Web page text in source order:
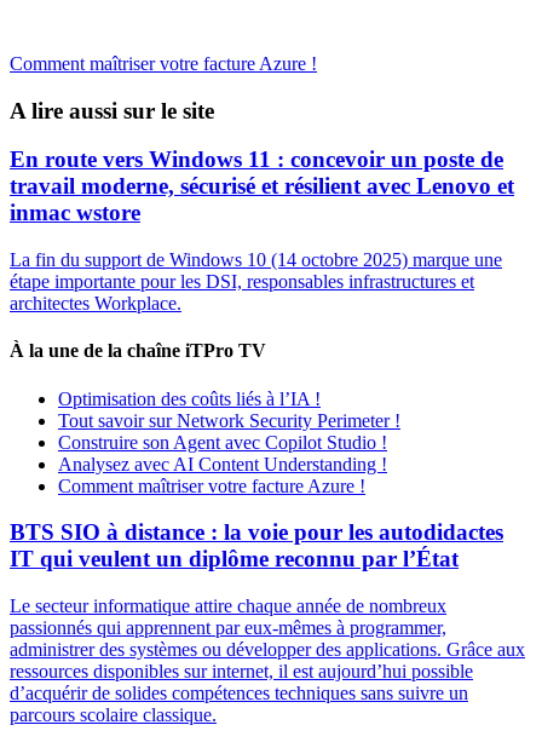
Comment maîtriser votre facture Azure !
A lire aussi sur le site
En route vers Windows 11 : concevoir un poste de
travail moderne, sécurisé et résilient avec Lenovo et
inmac wstore
La fin du support de Windows 10 (14 octobre 2025) marque une
étape importante pour les DSI, responsables infrastructures et
architectes Workplace.
À la une de la chaîne iTPro TV
Optimisation des coûts liés à l’IA !
Tout savoir sur Network Security Perimeter !
Construire son Agent avec Copilot Studio !
Analysez avec AI Content Understanding !
Comment maîtriser votre facture Azure !
BTS SIO à distance : la voie pour les autodidactes
IT qui veulent un diplôme reconnu par l’État
Le secteur informatique attire chaque année de nombreux
passionnés qui apprennent par eux-mêmes à programmer,
administrer des systèmes ou développer des applications. Grâce aux
ressources disponibles sur internet, il est aujourd’hui possible
d’acquérir de solides compétences techniques sans suivre un
parcours scolaire classique.